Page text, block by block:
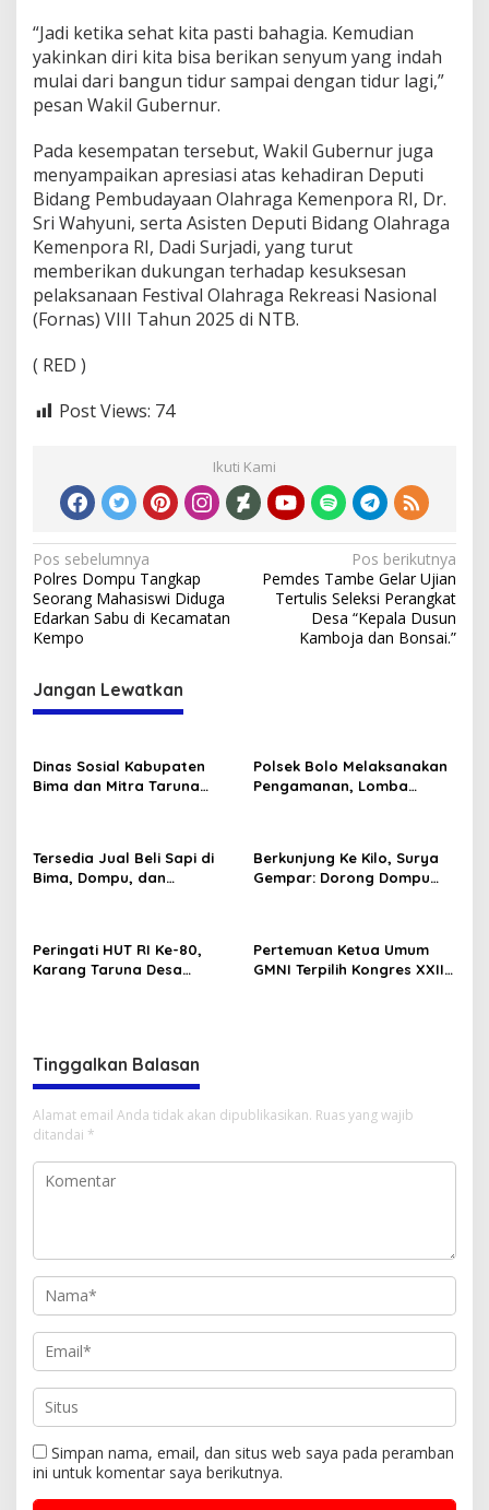
“Jadi ketika sehat kita pasti bahagia. Kemudian
yakinkan diri kita bisa berikan senyum yang indah
mulai dari bangun tidur sampai dengan tidur lagi,”
pesan Wakil Gubernur.
Pada kesempatan tersebut, Wakil Gubernur juga
menyampaikan apresiasi atas kehadiran Deputi
Bidang Pembudayaan Olahraga Kemenpora RI, Dr.
Sri Wahyuni, serta Asisten Deputi Bidang Olahraga
Kemenpora RI, Dadi Surjadi, yang turut
memberikan dukungan terhadap kesuksesan
pelaksanaan Festival Olahraga Rekreasi Nasional
(Fornas) VIII Tahun 2025 di NTB.
( RED )
Post Views: 74
Ikuti Kami
Navigasi
pos
Pos sebelumnya
Polres Dompu Tangkap
Seorang Mahasiswi Diduga
Edarkan Sabu di Kecamatan
Kempo
Pos berikutnya
Pemdes Tambe Gelar Ujian
Tertulis Seleksi Perangkat
Desa “Kepala Dusun
Kamboja dan Bonsai.”
Jangan Lewatkan
Dinas Sosial Kabupaten
Bima dan Mitra Taruna
Polsek Bolo Melaksanakan
Pengamanan, Lomba
RI ke-80 .
Tersedia Jual Beli Sapi di
Bima, Dompu, dan
Berkunjung Ke Kilo, Surya
Gempar: Dorong Dompu
Peringati HUT RI Ke-80,
Karang Taruna Desa
Pertemuan Ketua Umum
GMNI Terpilih Kongres XXII
Tinggalkan Balasan
Alamat email Anda tidak akan dipublikasikan. Ruas yang wajib
ditandai *
Simpan nama, email, dan situs web saya pada peramban
ini untuk komentar saya berikutnya.